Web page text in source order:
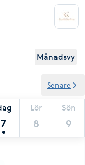
Månadsvy
7
Lör
8
Sön
9
Senare